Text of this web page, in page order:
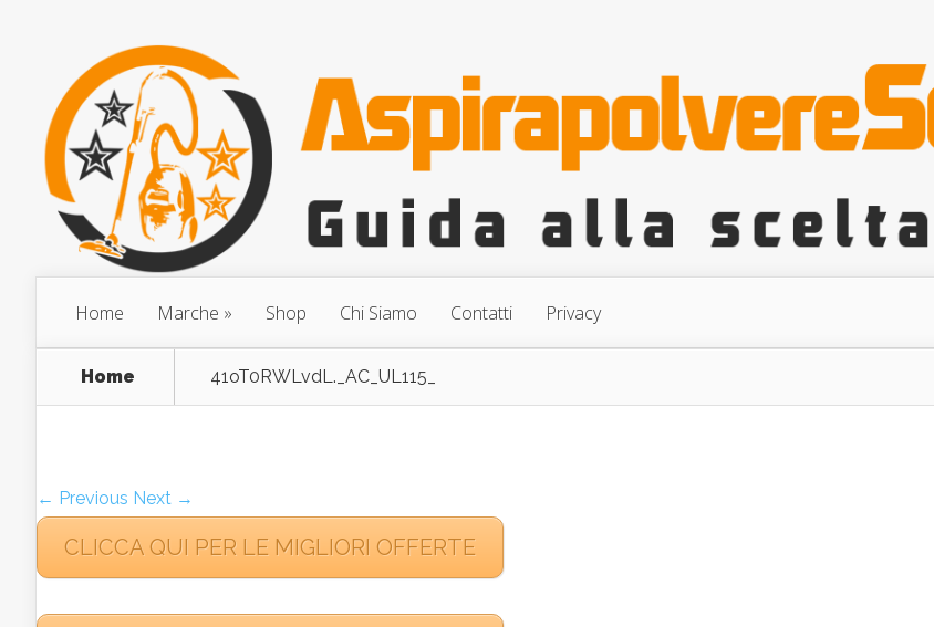
Home Marche Shop Chi Siamo Contatti Privacy
Home 41oT0RWLvdL._AC_UL115_
← Previous Next →
CLICCA QUI PER LE MIGLIORI OFFERTE